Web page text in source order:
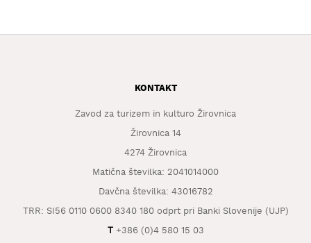
KONTAKT
Zavod za turizem in kulturo Žirovnica
Žirovnica 14
4274 Žirovnica
Matična številka: 2041014000
Davčna številka: 43016782
TRR: SI56 0110 0600 8340 180 odprt pri Banki Slovenije (UJP)
T+386 (0)4 580 15 03